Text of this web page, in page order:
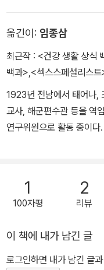
옮긴이: 임종삼
최근작 : <건강 생활 상식
백과>,<섹스스페셜리스트
1923년 전남에서 태어나,
교사, 해군편수관 등을 역
연구위원으로 활동 중이
1
100자평
2
리뷰
이 책에 내가 남긴 글
로그인하면 내가 남긴 글